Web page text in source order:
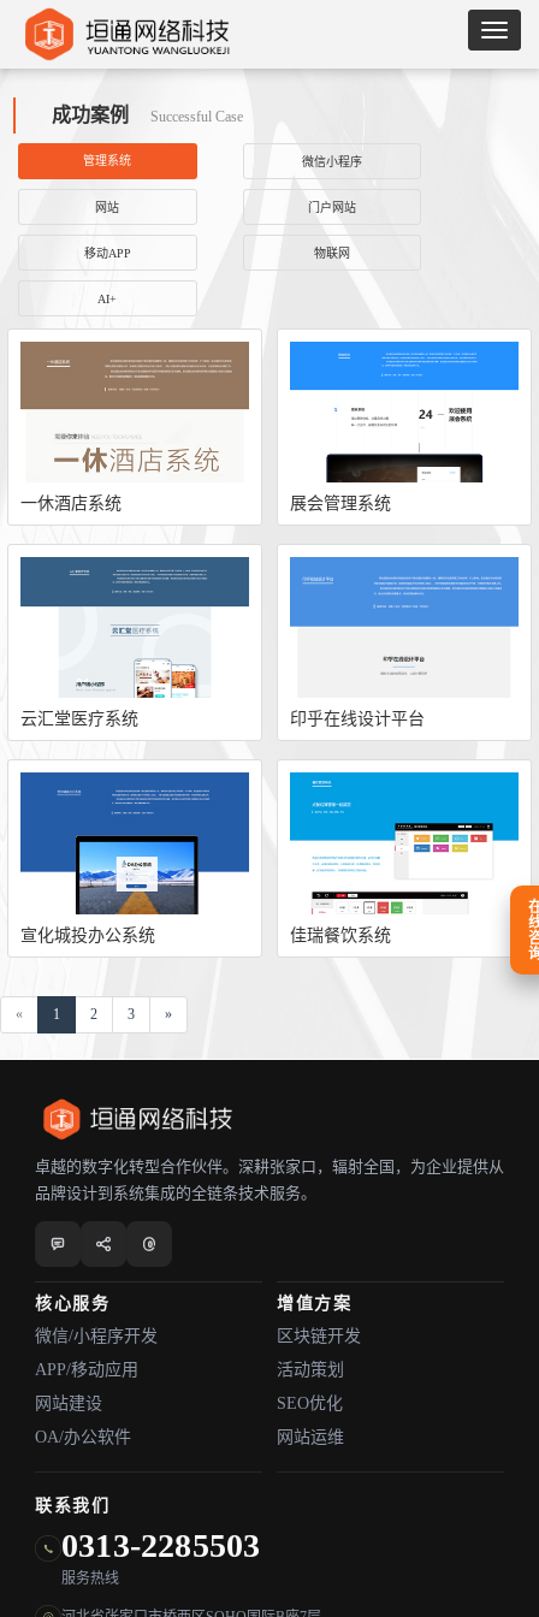
成功案例 Successful Case
管理系统 微信小程序
网站 门户网站
移动APP 物联网
AI+
一休酒店系统 展会管理系统
云汇堂医疗系统 印乎在线设计平台
宣化城投办公系统 佳瑞餐饮系统
« 1 2 3 »
卓越的数字化转型合作伙伴。深耕张家口，辐射全国，为企业提供从
品牌设计到系统集成的全链条技术服务。
核心服务
微信/小程序开发
APP/移动应用
网站建设
OA/办公软件
增值方案
区块链开发
活动策划
SEO优化
网站运维
联系我们
0313-2285503
服务热线
在